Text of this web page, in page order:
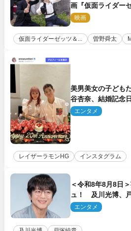
画『仮面ライダー
バン インフィニテ
映画
仮面ライダーゼッツ＆... 曽野舜太
美男美女の子ども
谷杏奈、結婚記念
エンタメ
レイザーラモンHG インスタグラム
＜令和8年8月8日
ュ！ 及川光博、
エンタメ